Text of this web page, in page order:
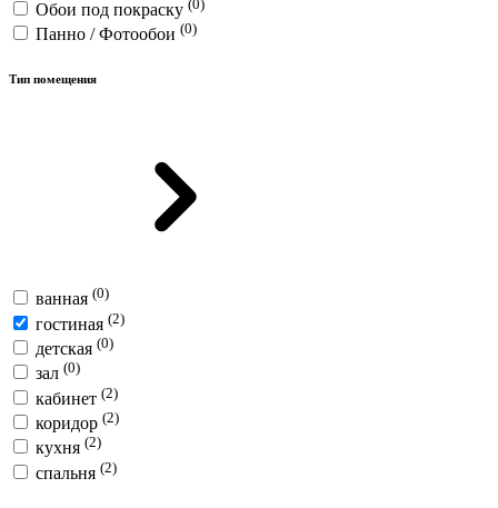
Обои под покраску (0)
Панно / Фотообои (0)
Тип помещения
ванная (0)
гостиная (2)
детская (0)
зал (0)
кабинет (2)
коридор (2)
кухня (2)
спальня (2)